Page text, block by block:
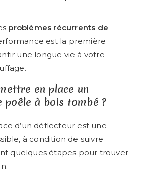
problèmes récurrents de
est la première
une longue vie à votre
en place un
poêle à bois tombé ?
d’un déflecteur est une
à condition de suivre
quelques étapes pour trouver